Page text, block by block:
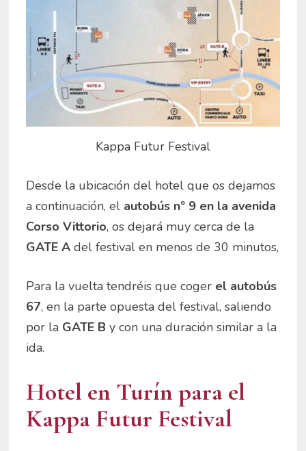
Kappa Futur Festival
Desde la ubicación del hotel que os dejamos
a continuación, el autobús nº 9 en la avenida
Corso Vittorio, os dejará muy cerca de la
GATE Adel festival en menos de 30 minutos,
Para la vuelta tendréis que cogerel autobús
67, en la parte opuesta del festival, saliendo
por la GATE B y con una duración similar a la
ida.
Hotel en Turín para el
Kappa Futur Festival